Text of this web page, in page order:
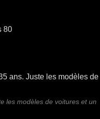
les modèles de voitures et un